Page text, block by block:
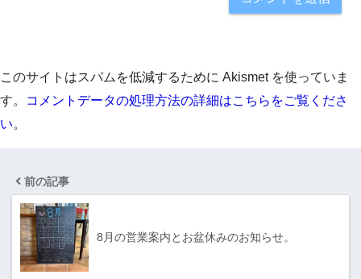
このサイトはスパムを低減するために Akismet を使っていま
す。
コメントデータの処理方法の詳細はこちらをご覧くださ
い。
前の記事
8月の営業案内とお盆休みのお知らせ。